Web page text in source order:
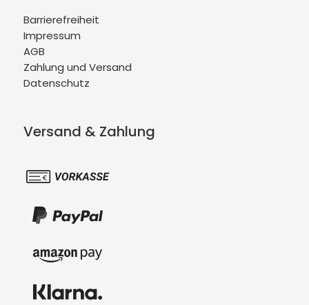
Barrierefreiheit
Impressum
AGB
Zahlung und Versand
Datenschutz
Versand & Zahlung